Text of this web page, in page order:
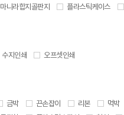
마니라합지골판지 플라스틱케이스
수지인쇄 오프셋인쇄
금박 끈손잡이 리본 먹박